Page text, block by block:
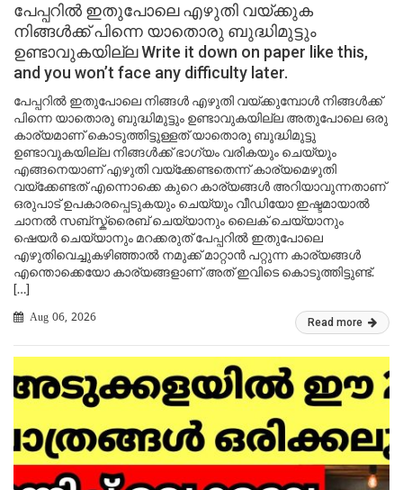
പേപ്പറിൽ ഇതുപോലെ എഴുതി വയ്ക്കുക
നിങ്ങൾക്ക് പിന്നെ യാതൊരു ബുദ്ധിമുട്ടും
ഉണ്ടാവുകയില്ല Write it down on paper like this,
and you won’t face any difficulty later.
പേപ്പറിൽ ഇതുപോലെ നിങ്ങൾ എഴുതി വയ്ക്കുമ്പോൾ നിങ്ങൾക്ക്
പിന്നെ യാതൊരു ബുദ്ധിമുട്ടും ഉണ്ടാവുകയില്ല അതുപോലെ ഒരു
കാര്യമാണ് കൊടുത്തിട്ടുള്ളത് യാതൊരു ബുദ്ധിമുട്ടു
ഉണ്ടാവുകയില്ല നിങ്ങൾക്ക് ഭാഗ്യം വരികയും ചെയ്യും
എങ്ങനെയാണ് എഴുതി വയ്ക്കേണ്ടതെന്ന് കാര്യമെഴുതി
വയ്ക്കേണ്ടത് എന്നൊക്കെ കുറെ കാര്യങ്ങൾ അറിയാവുന്നതാണ്
ഒരുപാട് ഉപകാരപ്പെടുകയും ചെയ്യും വീഡിയോ ഇഷ്ടമായാൽ
ചാനൽ സബ്സ്ക്രൈബ് ചെയ്യാനും ലൈക് ചെയ്യാനും
ഷെയർ ചെയ്യാനും മറക്കരുത് പേപ്പറിൽ ഇതുപോലെ
എഴുതിവെച്ചുകഴിഞ്ഞാൽ നമുക്ക് മാറ്റാൻ പറ്റുന്ന കാര്യങ്ങൾ
എന്തൊക്കെയോ കാര്യങ്ങളാണ് അത് ഇവിടെ കൊടുത്തിട്ടുണ്ട്.
[…]
Aug 06, 2026 Read more